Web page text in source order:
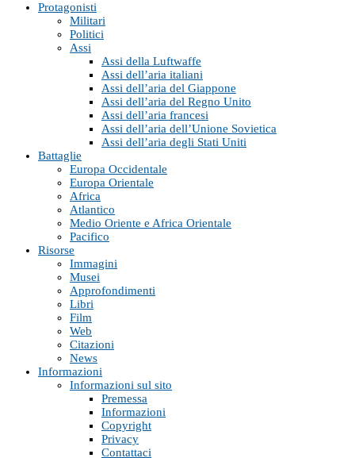
Protagonisti
Militari
Politici
Assi
Assi della Luftwaffe
Assi dell’aria italiani
Assi dell’aria del Giappone
Assi dell’aria del Regno Unito
Assi dell’aria francesi
Assi dell’aria dell’Unione Sovietica
Assi dell’aria degli Stati Uniti
Battaglie
Europa Occidentale
Europa Orientale
Africa
Atlantico
Medio Oriente e Africa Orientale
Pacifico
Risorse
Immagini
Musei
Approfondimenti
Libri
Film
Web
Citazioni
News
Informazioni
Informazioni sul sito
Premessa
Informazioni
Copyright
Privacy
Contattaci